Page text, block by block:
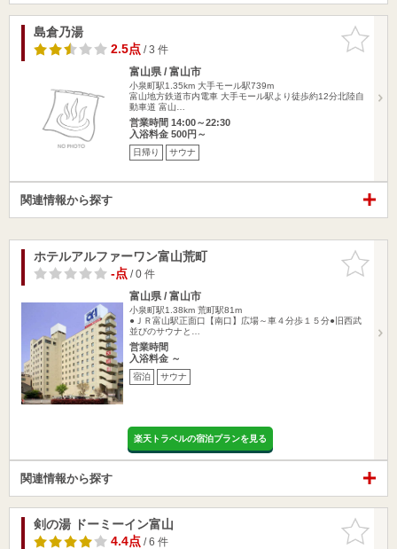
お気に入
りに追加
島倉乃湯
2.5点/ 3 件
富山県 / 富山市
小泉町駅1.35km 大手モール駅739m
富山地方鉄道市内電車 大手モール駅より徒歩約12分北陸自
動車道 富山…
営業時間 14:00～22:30
入浴料金 500円～
日帰り サウナ
関連情報から探す
お気に入
りに追加
ホテルアルファーワン富山荒町
-点/ 0 件
富山県 / 富山市
小泉町駅1.38km 荒町駅81m
●ＪＲ富山駅正面口【南口】広場～車４分歩１５分●旧西武
並びのサウナと…
営業時間
入浴料金 ～
宿泊 サウナ
楽天トラベルの宿泊プランを見る
関連情報から探す
お気に入
りに追加
剣の湯 ドーミーイン富山
4.4点/ 6 件